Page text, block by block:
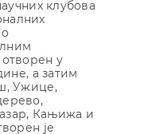
клубова
у
а затим
Ужице,
Кањижа и
је